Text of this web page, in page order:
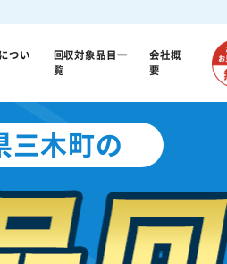
つい
回収対象品目一
覧
会社概
要
三木町の